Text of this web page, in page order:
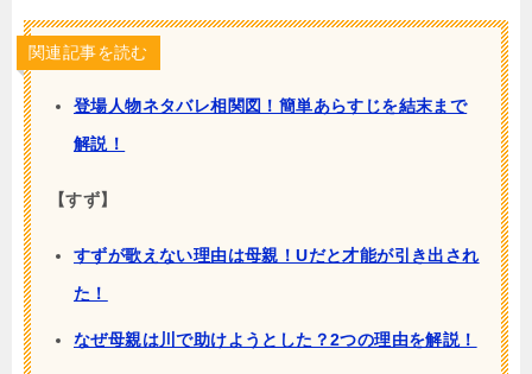
関連記事を読む
登場人物ネタバレ相関図！簡単あらすじを結末まで
解説！
【すず】
すずが歌えない理由は母親！Uだと才能が引き出され
た！
なぜ母親は川で助けようとした？2つの理由を解説！